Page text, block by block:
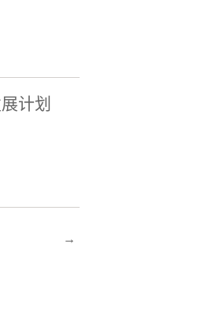
计划
→